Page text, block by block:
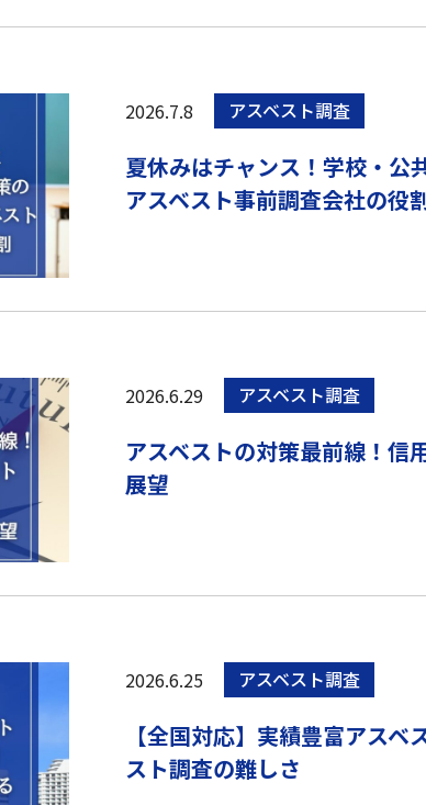
2026.7.8 アスベスト調査
夏休みはチャンス！学校・公
アスベスト事前調査会社の役
2026.6.29 アスベスト調査
アスベストの対策最前線！信
展望
2026.6.25 アスベスト調査
【全国対応】実績豊富アス
スト調査の難しさ